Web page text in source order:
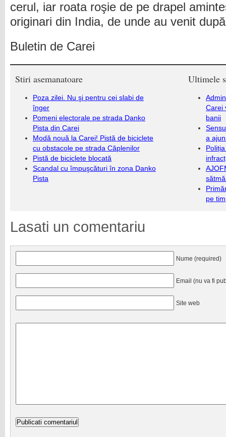
cerul, iar roata roşie de pe drapel
originari din India, de unde au venit
Buletin de Carei
Stiri asemanatoare
Poza zilei. Nu şi pentru cei slabi de
înger
Pomeni electorale pe strada Danko
Pista din Carei
Modă nouă la Carei! Pistă de biciclete
cu obstacole pe strada Căplenilor
Pistă de biciclete blocată
Scandal cu împuşcături în zona Danko
Pista
Ultimele
Carei
banii
a
pe
Lasati un comentariu
Nume (required)
Email (nu va fi
Site web